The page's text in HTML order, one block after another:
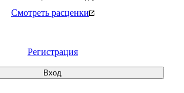
Смотреть расценки
Регистрация
Вход